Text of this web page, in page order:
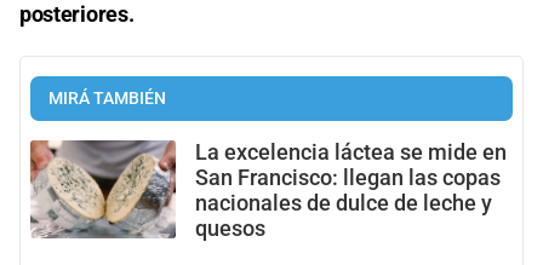
posteriores.
MIRÁ TAMBIÉN
La excelencia láctea se mide en
San Francisco: llegan las copas
nacionales de dulce de leche y
quesos